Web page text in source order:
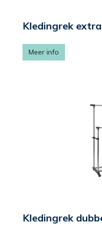
Kledingrek
Meer info
Kledingrek